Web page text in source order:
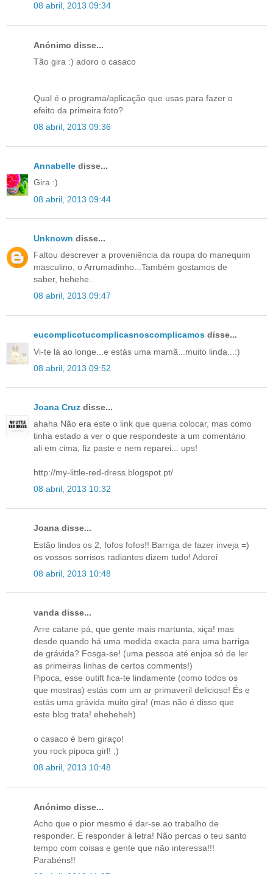
08 abril, 2013 09:34
Anónimo disse...
Tão gira :) adoro o casaco
Qual é o programa/aplicação que usas para fazer o
efeito da primeira foto?
08 abril, 2013 09:36
Annabelle disse...
Gira :)
08 abril, 2013 09:44
Unknown disse...
Faltou descrever a proveniência da roupa do manequim
masculino, o Arrumadinho...Também gostamos de
saber, hehehe.
08 abril, 2013 09:47
eucomplicotucomplicasnoscomplicamos disse...
Vi-te lá ao longe...e estás uma mamã...muito linda...:)
08 abril, 2013 09:52
Joana Cruz disse...
ahaha Não era este o link que queria colocar, mas como
tinha estado a ver o que respondeste a um comentário
ali em cima, fiz paste e nem reparei... ups!
http://my-little-red-dress.blogspot.pt/
08 abril, 2013 10:32
Joana disse...
Estão lindos os 2, fofos fofos!! Barriga de fazer inveja =)
os vossos sorrisos radiantes dizem tudo! Adorei
08 abril, 2013 10:48
vanda disse...
Arre catane pá, que gente mais martunta, xiça! mas
desde quando há uma medida exacta para uma barriga
de grávida? Fosga-se! (uma pessoa até enjoa só de ler
as primeiras linhas de certos comments!)
Pipoca, esse outift fica-te lindamente (como todos os
que mostras) estás com um ar primaveril delicioso! És e
estás uma grávida muito gira! (mas não é disso que
este blog trata! eheheheh)
o casaco é bem giraço!
you rock pipoca girl! ;)
08 abril, 2013 10:48
Anónimo disse...
Acho que o pior mesmo é dar-se ao trabalho de
responder. E responder à letra! Não percas o teu santo
tempo com coisas e gente que não interessa!!!
Parabéns!!